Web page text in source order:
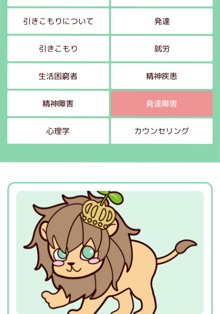
引きこもりについて 発達
引きこもり 就労
生活困窮者 精神疾患
精神障害 発達障害
心理学 カウンセリング